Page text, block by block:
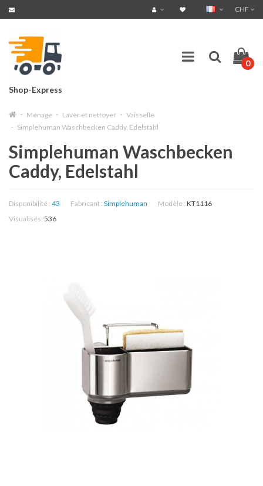
CHF
Shop-Express
0
Ménage Laver et nettoyer
Vaisselle
Simplehuman Waschbecken Caddy, Edelstahl
Simplehuman Waschbecken
Caddy, Edelstahl
Disponibilité : 43 Fabricant : Simplehuman Modèle : KT1116
Visualisés: 536